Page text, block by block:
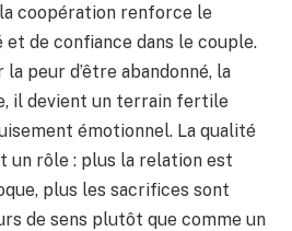
coopération renforce le
de confiance dans le couple.
peur d’être abandonné, la
il devient un terrain fertile
émotionnel. La qualité
un rôle : plus la relation est
plus les sacrifices sont
de sens plutôt que comme un